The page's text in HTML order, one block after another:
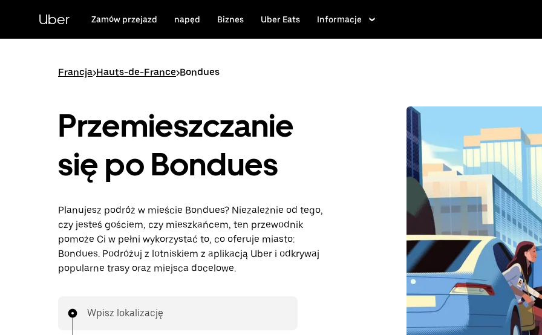
zawartości
Uber Zamów przejazd napęd Biznes Uber Eats Informacje
Francja>Hauts-de-France>Bondues
Przemieszczanie
się po Bondues
Planujesz podróż w mieście Bondues? Niezależnie od tego,
czy jesteś gościem, czy mieszkańcem, ten przewodnik
pomoże Ci w pełni wykorzystać to, co oferuje miasto:
Bondues. Podróżuj z lotniskiem z aplikacją Uber i odkrywaj
popularne trasy oraz miejsca docelowe.
Wpisz lokalizację